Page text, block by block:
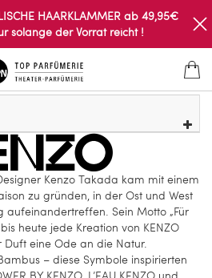
HAARKLAMMER ab 49,95€
solange der Vorrat reicht !
Kenzo Takada kam mit einem
zu gründen, in der Ost und West
aufeinandertreffen. Sein Motto „Für
heute jede Kreation von KENZO
Duft eine Ode an die Natur.
– diese Symbole inspirierten